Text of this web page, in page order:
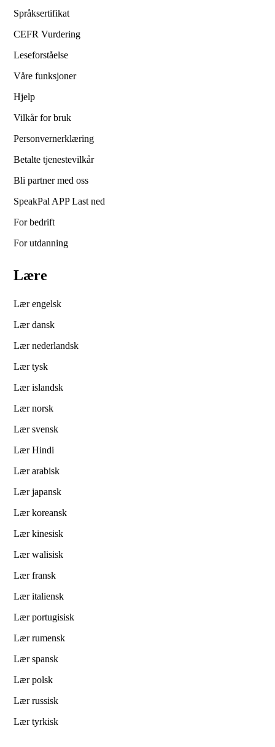
Språksertifikat
CEFR Vurdering
Leseforståelse
Våre funksjoner
Hjelp
Vilkår for bruk
Personvernerklæring
Betalte tjenestevilkår
Bli partner med oss
SpeakPal APP Last ned
For bedrift
For utdanning
Lære
Lær engelsk
Lær dansk
Lær nederlandsk
Lær tysk
Lær islandsk
Lær norsk
Lær svensk
Lær Hindi
Lær arabisk
Lær japansk
Lær koreansk
Lær kinesisk
Lær walisisk
Lær fransk
Lær italiensk
Lær portugisisk
Lær rumensk
Lær spansk
Lær polsk
Lær russisk
Lær tyrkisk